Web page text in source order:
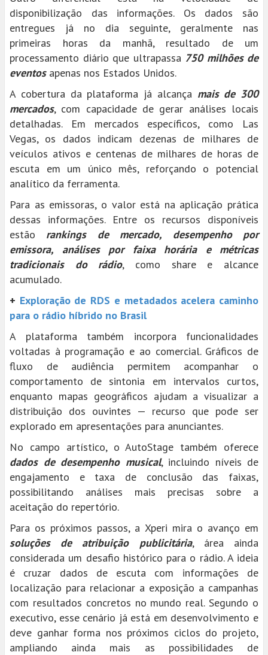
disponibilização das informações. Os dados são
entregues já no dia seguinte, geralmente nas
primeiras horas da manhã, resultado de um
processamento diário que ultrapassa 750 milhões de
eventosapenas nos Estados Unidos.
A cobertura da plataforma já alcança mais de 300
mercados, com capacidade de gerar análises locais
detalhadas. Em mercados específicos, como Las
Vegas, os dados indicam dezenas de milhares de
veículos ativos e centenas de milhares de horas de
escuta em um único mês, reforçando o potencial
analítico da ferramenta.
Para as emissoras, o valor está na aplicação prática
dessas informações. Entre os recursos disponíveis
estão rankings de mercado, desempenho por
emissora, análises por faixa horária e métricas
tradicionais do rádio, como share e alcance
acumulado.
+ Exploração de RDS e metadados acelera caminho
para o rádio híbrido no Brasil
A plataforma também incorpora funcionalidades
voltadas à programação e ao comercial. Gráficos de
fluxo de audiência permitem acompanhar o
comportamento de sintonia em intervalos curtos,
enquanto mapas geográficos ajudam a visualizar a
distribuição dos ouvintes — recurso que pode ser
explorado em apresentações para anunciantes.
No campo artístico, o AutoStage também oferece
dados de desempenho musical, incluindo níveis de
engajamento e taxa de conclusão das faixas,
possibilitando análises mais precisas sobre a
aceitação do repertório.
Para os próximos passos, a Xperi mira o avanço em
soluções de atribuição publicitária, área ainda
considerada um desafio histórico para o rádio. A ideia
é cruzar dados de escuta com informações de
localização para relacionar a exposição a campanhas
com resultados concretos no mundo real. Segundo o
executivo, esse cenário já está em desenvolvimento e
deve ganhar forma nos próximos ciclos do projeto,
ampliando ainda mais as possibilidades de